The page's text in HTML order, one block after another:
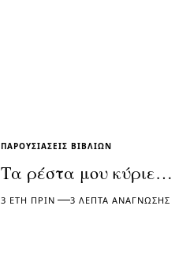
ΠΑΡΟΥΣΙΆΣΕΙΣ ΒΙΒΛΊΩΝ
Τα ρέστα μου κύριε…
3 ΈΤΗ ΠΡΙΝ 3 ΛΕΠΤΆ ΑΝΆΓΝΩΣΗΣ